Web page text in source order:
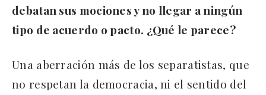
debatan sus mociones y no llegar a ningún
tipo de acuerdo o pacto. ¿Qué le parece?
Una aberración más de los separatistas, que
no respetan la democracia, ni el sentido del